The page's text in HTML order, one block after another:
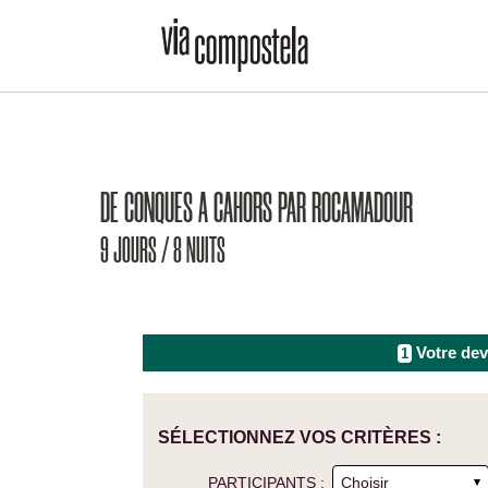
DE CONQUES A CAHORS PAR ROCAMADOUR
9 JOURS / 8 NUITS
1 Votre
SÉLECTIONNEZ VOS CRITÈRES :
PARTICIPANTS :